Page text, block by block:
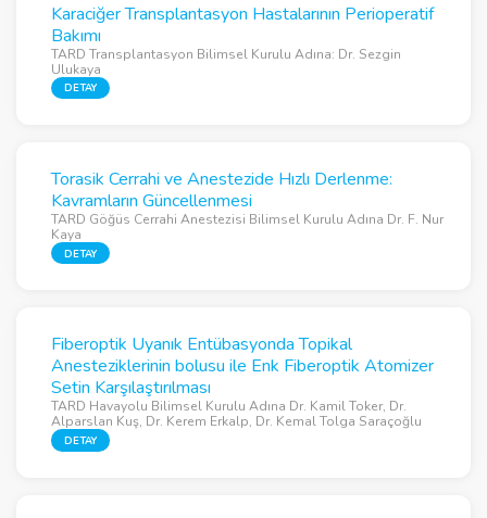
Karaciğer Transplantasyon Hastalarının Perioperatif
Bakımı
TARD Transplantasyon Bilimsel Kurulu Adına: Dr. Sezgin
Ulukaya
DETAY
Torasik Cerrahi ve Anestezide Hızlı Derlenme:
Kavramların Güncellenmesi
TARD Göğüs Cerrahi Anestezisi Bilimsel Kurulu Adına Dr. F. Nur
Kaya
DETAY
Fiberoptik Uyanık Entübasyonda Topikal
Anesteziklerinin bolusu ile Enk Fiberoptik Atomizer
Setin Karşılaştırılması
TARD Havayolu Bilimsel Kurulu Adına Dr. Kamil Toker, Dr.
Alparslan Kuş, Dr. Kerem Erkalp, Dr. Kemal Tolga Saraçoğlu
DETAY